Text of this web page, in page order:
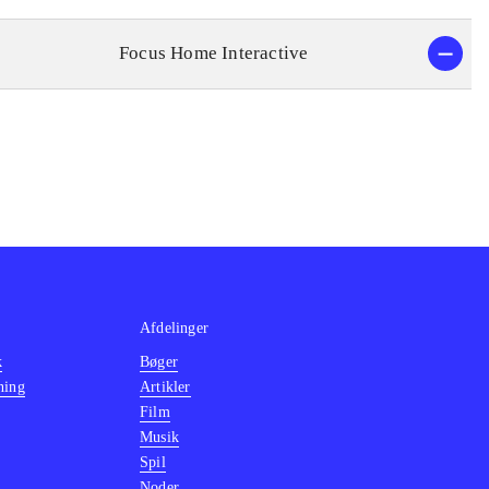
Focus Home Interactive
Afdelinger
Bøger
Artikler
Film
Musik
Spil